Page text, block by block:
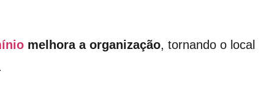
melhora a organização, tornando o local